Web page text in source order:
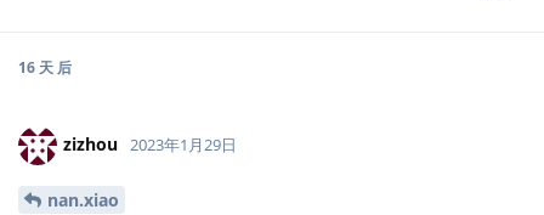
16 天 后
zizhou 2023年1月29日
nan.xiao